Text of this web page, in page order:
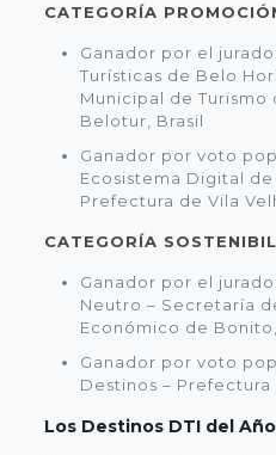
CATEGORÍA
Ganador por el
Turísticas de Belo
Municipal de Turismo
Belotur, Brasil
Ganador por voto
Ecosistema Digital
Prefectura de Vila
CATEGORÍA
Ganador por el
Neutro – Secretaría
Económico de
Ganador por voto
Destinos – Prefectura
Los Destinos DTI del Año